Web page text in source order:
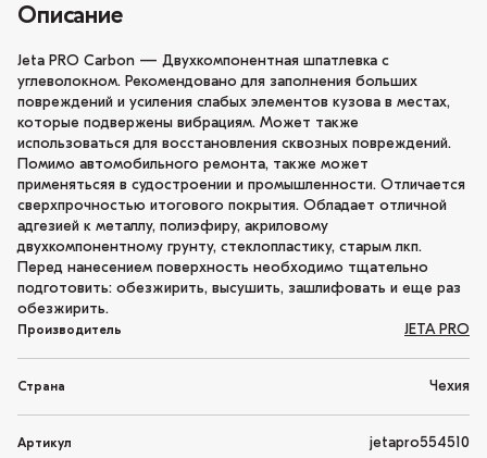
Описание
Jeta PRO Carbon — Двухкомпонентная шпатлевка с
углеволокном. Рекомендовано для заполнения больших
повреждений и усиления слабых элементов кузова в местах,
которые подвержены вибрациям. Может также
использоваться для восстановления сквозных повреждений.
Помимо автомобильного ремонта, также может
применятьсяя в судостроении и промышленности. Отличается
сверхпрочностью итогового покрытия. Обладает отличной
адгезией к металлу, полиэфиру, акриловому
двухкомпонентному грунту, стеклопластику, старым лкп.
Перед нанесением поверхность необходимо тщательно
подготовить: обезжирить, высушить, зашлифовать и еще раз
обезжирить.
Производитель JETA PRO
Страна Чехия
Артикул jetapro554510